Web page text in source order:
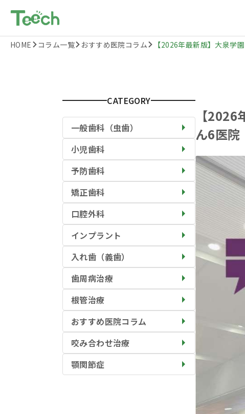
HOME コラム一覧 おすすめ医院コラム 【2026年最新版】大泉学
CATEGORY
一般歯科（虫歯）
小児歯科
予防歯科
矯正歯科
口腔外科
インプラント
入れ歯（義歯）
歯周病治療
根管治療
おすすめ医院コラム
咬み合わせ治療
顎関節症
【
ん6医院